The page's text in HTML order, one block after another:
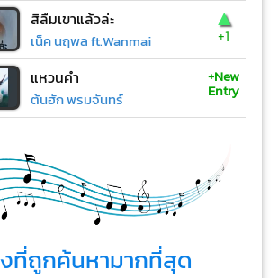
สิลืมเขาแล้วล่ะ
เน็ค นฤพล ft.Wanmai
▲
+1
แหวนคำ
ต้นฮัก พรมจันทร์
+New
Entry
ที่ถูกค้นหามากที่สุด